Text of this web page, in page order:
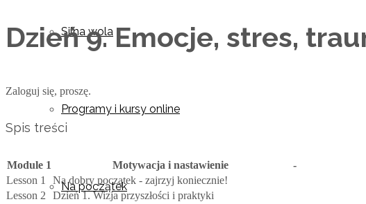
Silna wola
Programy i kursy online
Na początek
Dzień 9. Emocje, stres,
Zaloguj się, proszę.
Spis treści
Module 1 Motywacja i nastawienie
-
Lesson 1
Na dobry początek - zajrzyj koniecznie!
Lesson 2
Dzień 1. Wizja przyszłości i praktyki